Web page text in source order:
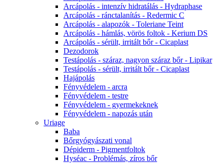
Arcápolás - intenzív hidratálás - Hydraphase
Arcápolás - ránctalanítás - Redermic C
Arcápolás - alapozók - Toleriane Teint
Arcápolás - hámlás, vörös foltok - Kerium DS
Arcápolás - sérült, irritált bőr - Cicaplast
Dezodorok
Testápolás - száraz, nagyon száraz bőr - Lipikar
Testápolás - sérült, irritált bőr - Cicaplast
Hajápolás
Fényvédelem - arcra
Fényvédelem - testre
Fényvédelem - gyermekeknek
Fényvédelem - napozás után
Uriage
Baba
Bőrgyógyászati vonal
Dépiderm - Pigmentfoltok
Hyséac - Problémás, zíros bőr